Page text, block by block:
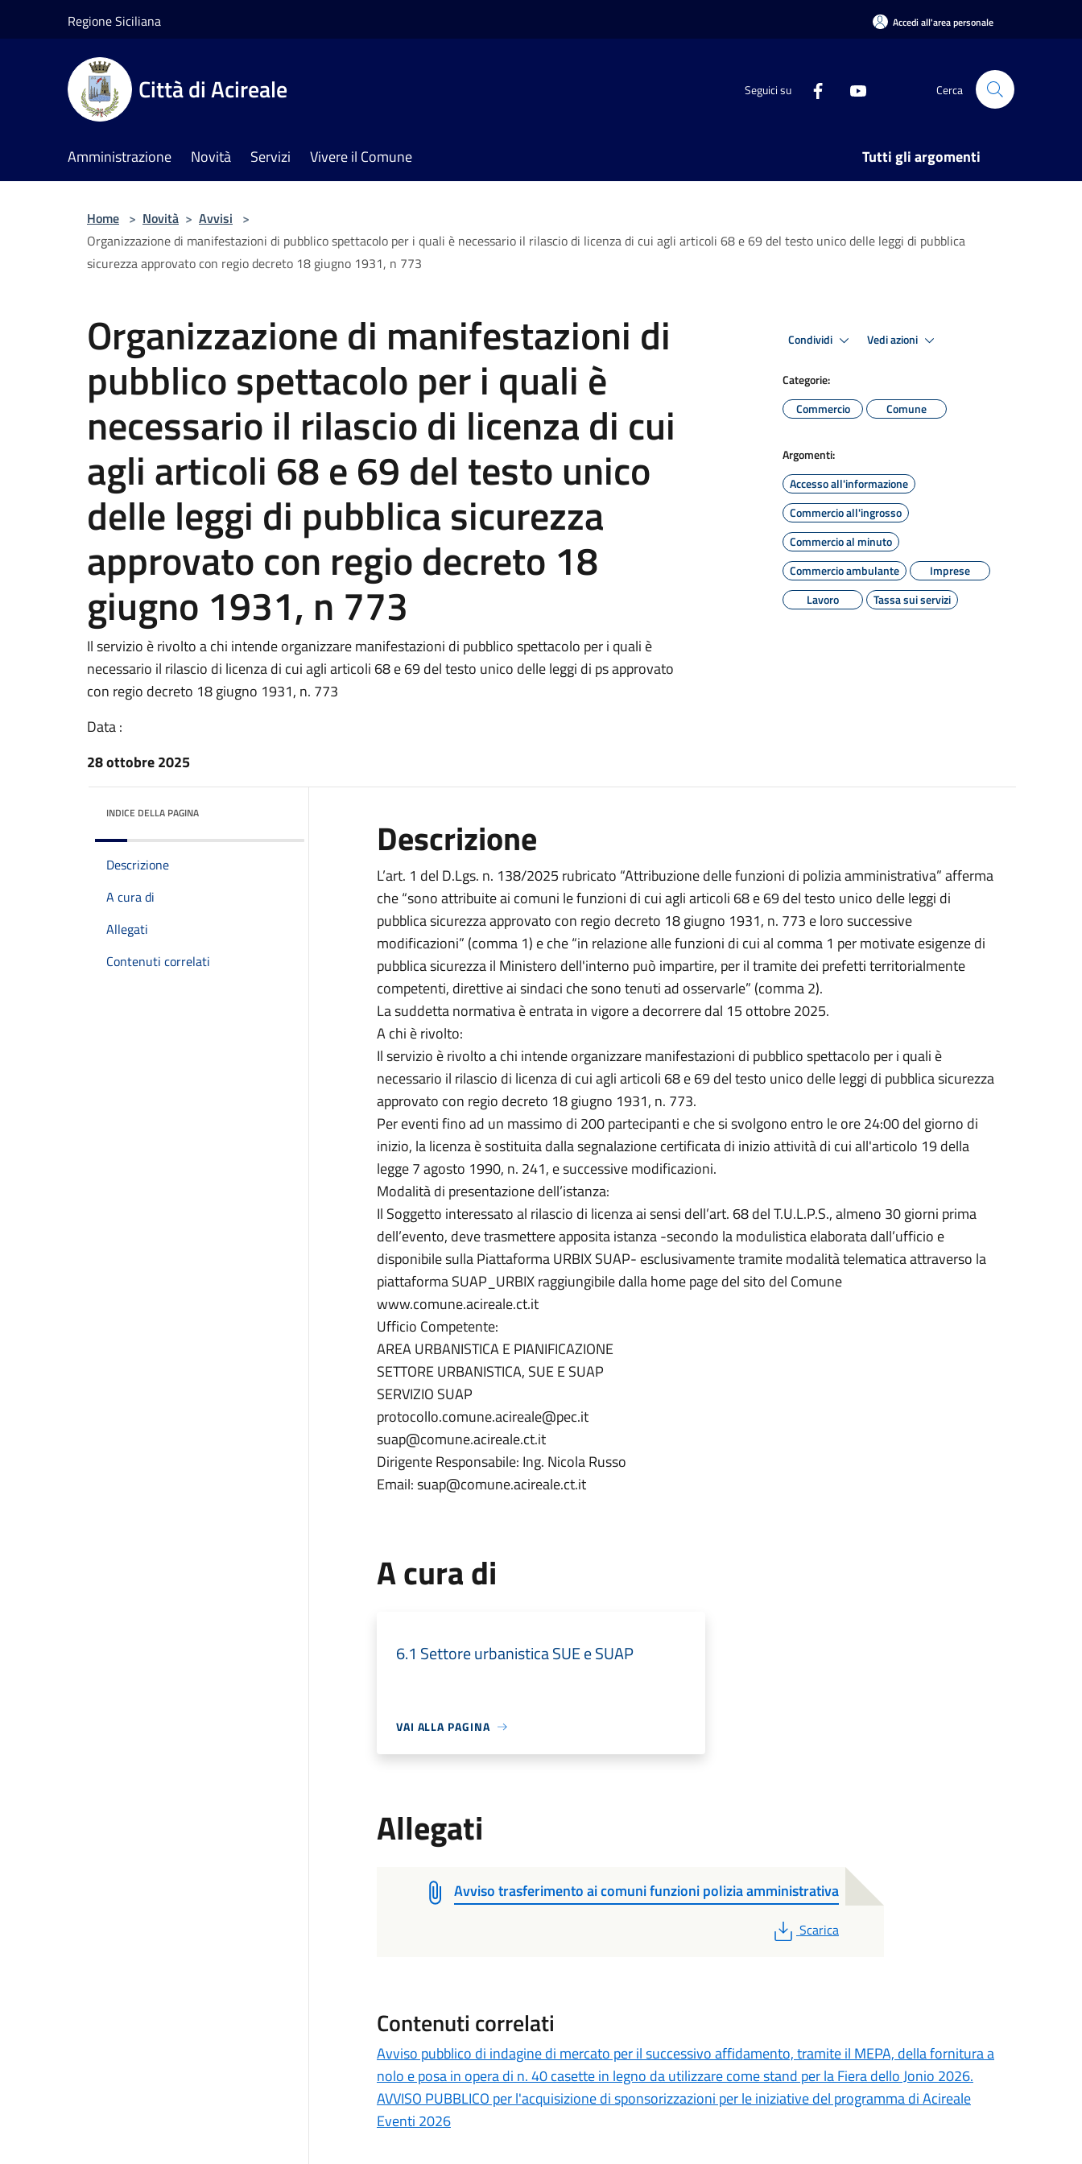
Regione Siciliana Accedi all'area personale
Città di Acireale Seguici su Cerca
Amministrazione Novità Servizi Vivere il Comune Tutti gli argomenti
Home > Novità > Avvisi >
Organizzazione di manifestazioni di pubblico spettacolo per i quali è necessario il rilascio di licenza di cui agli articoli 68 e 69 del testo unico delle leggi di pubblica
sicurezza approvato con regio decreto 18 giugno 1931, n 773
Organizzazione di manifestazioni di
pubblico spettacolo per i quali è
necessario il rilascio di licenza di cui
agli articoli 68 e 69 del testo unico
delle leggi di pubblica sicurezza
approvato con regio decreto 18
giugno 1931, n 773
Il servizio è rivolto a chi intende organizzare manifestazioni di pubblico spettacolo per i quali è
necessario il rilascio di licenza di cui agli articoli 68 e 69 del testo unico delle leggi di ps approvato
con regio decreto 18 giugno 1931, n. 773
Data :
28 ottobre 2025
Condividi Vedi azioni
Categorie:
Commercio
Comune
Argomenti:
Accesso all'informazione
Commercio all'ingrosso
Commercio al minuto
Commercio ambulante
Imprese
Lavoro
Tassa sui servizi
INDICE DELLA PAGINA
Descrizione
A cura di
Allegati
Contenuti correlati
Descrizione
L’art. 1 del D.Lgs. n. 138/2025 rubricato “Attribuzione delle funzioni di polizia amministrativa” afferma
che “sono attribuite ai comuni le funzioni di cui agli articoli 68 e 69 del testo unico delle leggi di
pubblica sicurezza approvato con regio decreto 18 giugno 1931, n. 773 e loro successive
modificazioni” (comma 1) e che “in relazione alle funzioni di cui al comma 1 per motivate esigenze di
pubblica sicurezza il Ministero dell'interno può impartire, per il tramite dei prefetti territorialmente
competenti, direttive ai sindaci che sono tenuti ad osservarle” (comma 2).
La suddetta normativa è entrata in vigore a decorrere dal 15 ottobre 2025.
A chi è rivolto:
Il servizio è rivolto a chi intende organizzare manifestazioni di pubblico spettacolo per i quali è
necessario il rilascio di licenza di cui agli articoli 68 e 69 del testo unico delle leggi di pubblica sicurezza
approvato con regio decreto 18 giugno 1931, n. 773.
Per eventi fino ad un massimo di 200 partecipanti e che si svolgono entro le ore 24:00 del giorno di
inizio, la licenza è sostituita dalla segnalazione certificata di inizio attività di cui all'articolo 19 della
legge 7 agosto 1990, n. 241, e successive modificazioni.
Modalità di presentazione dell’istanza:
Il Soggetto interessato al rilascio di licenza ai sensi dell’art. 68 del T.U.L.P.S., almeno 30 giorni prima
dell’evento, deve trasmettere apposita istanza -secondo la modulistica elaborata dall’ufficio e
disponibile sulla Piattaforma URBIX SUAP- esclusivamente tramite modalità telematica attraverso la
piattaforma SUAP_URBIX raggiungibile dalla home page del sito del Comune
www.comune.acireale.ct.it
Ufficio Competente:
AREA URBANISTICA E PIANIFICAZIONE
SETTORE URBANISTICA, SUE E SUAP
SERVIZIO SUAP
protocollo.comune.acireale@pec.it
suap@comune.acireale.ct.it
Dirigente Responsabile: Ing. Nicola Russo
Email: suap@comune.acireale.ct.it
A cura di
6.1 Settore urbanistica SUE e SUAP
VAI ALLA PAGINA
Allegati
Avviso trasferimento ai comuni funzioni polizia amministrativa
PDF
Scarica
Contenuti correlati
Avviso pubblico di indagine di mercato per il successivo affidamento, tramite il MEPA, della fornitura a
nolo e posa in opera di n. 40 casette in legno da utilizzare come stand per la Fiera dello Jonio 2026.
AVVISO PUBBLICO per l'acquisizione di sponsorizzazioni per le iniziative del programma di Acireale
Eventi 2026